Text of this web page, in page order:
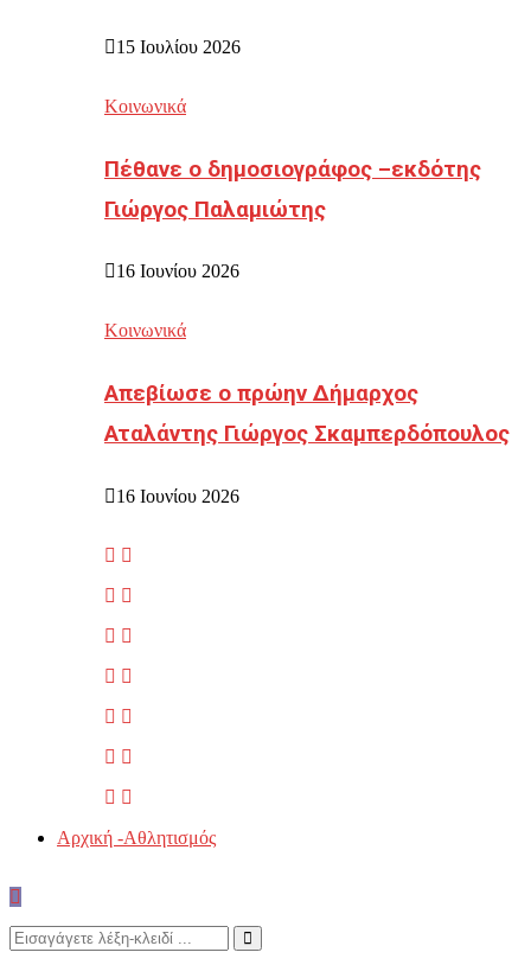
15 Ιουλίου 2026
Κοινωνικά
Πέθανε ο δημοσιογράφος –εκδότης
Γιώργος Παλαμιώτης
16 Ιουνίου 2026
Κοινωνικά
Απεβίωσε ο πρώην Δήμαρχος
Αταλάντης Γιώργος Σκαμπερδόπουλος
16 Ιουνίου 2026
Αρχική -Αθλητισμός
Search
Search